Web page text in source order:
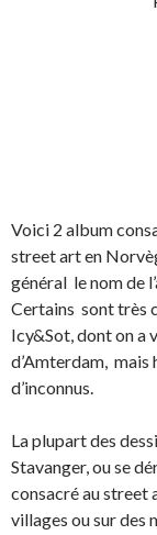
Voici 2 album
street art en
général le nom de
Certains sont très
Icy&Sot, dont on a
d’Amterdam, mais
d’inconnus.
La plupart des
Stavanger, ou se
consacré au street
villages ou sur des